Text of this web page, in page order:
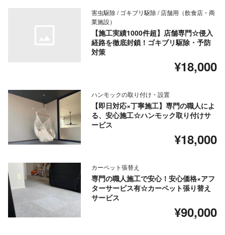
害虫駆除 / ゴキブリ駆除 / 店舗用（飲食店・商
業施設）
【施工実績1000件超】店舗専門☆侵入
経路を徹底封鎖！ゴキブリ駆除・予防
対策
¥18,000
ハンモックの取り付け・設置
【即日対応×丁寧施工】専門の職人によ
る、安心施工☆ハンモック取り付けサ
ービス
¥18,000
カーペット張替え
専門の職人施工で安心！安心価格×アフ
ターサービス有☆カーペット張り替え
サービス
¥90,000